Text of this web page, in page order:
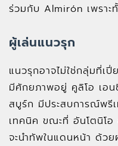
ร่วมกับ Almirón เพราะ
ผู้เล่นแนวรุก
แนวรุกอาจไม่ใช่กลุ่มที่เ
มีศักยภาพอยู่ คูลิโอ เอ
สบูร์ก มีประสบการณ์พรี
เทคนิค ขณะที่ อันโตนิโอ
จะนำทัพในแดนหน้า ด้ว